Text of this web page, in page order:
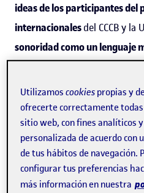
ideas de los participantes del
internacionalesdel CCCB y la
sonoridad como un lenguaje
conectando sus ideas con
iniciativa es una coproducción
apoyo de laFundación
La primera temporada se
capítulos dedicados a los
periodista y escritor
Utilizamoscookies propias y
ofrecerte correctamente
sitio web, con fines analíticos
personalizada de acuerdo
de tus hábitos de navegación.
configurar tus preferencias
más información en nuestra